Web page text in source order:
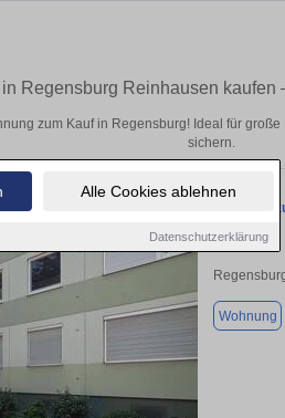
Alle Cookies ablehnen
Datenschutzerklärung
Regensburg Reinhausen
zum Kauf in Regensburg! Ideal für
sichern.
Wohnung
Wohnung